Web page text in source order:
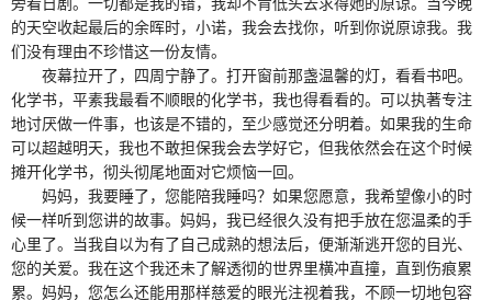
的天空收起最后的余晖时，小诺，我会去找你，听到你说原谅我。我
们没有理由不珍惜这一份友情。
夜幕拉开了，四周宁静了。打开窗前那盏温馨的灯，看看书吧。
化学书，平素我最看不顺眼的化学书，我也得看看的。可以执著专注
地讨厌做一件事，也该是不错的，至少感觉还分明着。如果我的生命
可以超越明天，我也不敢担保我会去学好它，但我依然会在这个时候
摊开化学书，彻头彻尾地面对它烦恼一回。
妈妈，我要睡了，您能陪我睡吗？如果您愿意，我希望像小的时
候一样听到您讲的故事。妈妈，我已经很久没有把手放在您温柔的手
心里了。当我自以为有了自己成熟的想法后，便渐渐逃开您的目光、
您的关爱。我在这个我还未了解透彻的世界里横冲直撞，直到伤痕累
累。妈妈，您怎么还能用那样慈爱的眼光注视着我，不顾一切地包容